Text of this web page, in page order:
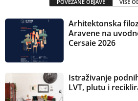
POVEZANE OBJAVE VIŠE
Arhitektonska
Aravene na
Cersaie 2026
Istraživanje
LVT, plutu i